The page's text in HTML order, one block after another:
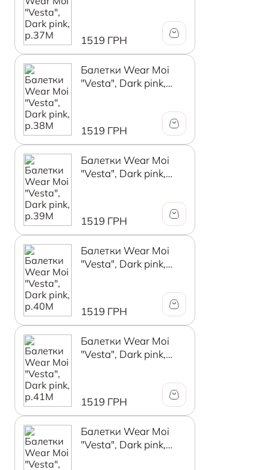
1519 ГРН
Балетки Wear Moi
"Vesta", Dark pink,
1519 ГРН
Балетки Wear Moi
"Vesta", Dark pink,
1519 ГРН
Балетки Wear Moi
"Vesta", Dark pink,
1519 ГРН
Балетки Wear Moi
"Vesta", Dark pink,
1519 ГРН
Балетки Wear Moi
"Vesta", Dark pink,